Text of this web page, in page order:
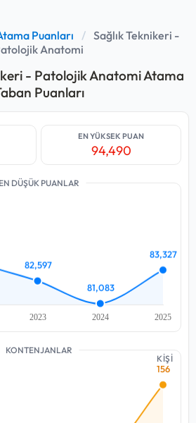
Puanları / Sağlık Teknikeri -
Anatomi
- Patolojik Anatomi Atama
Puanları
EN YÜKSEK PUAN
94,490
EN DÜŞÜK PUANLAR
KONTENJANLAR
KİŞİ